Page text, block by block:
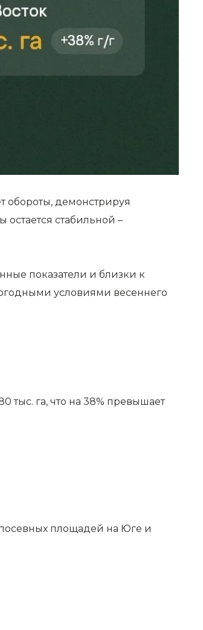
обороты, демонстрируя
стабильной –
показатели и близки к
условиями весеннего
тыс. га, что на 38% превышает
площадей на Юге и